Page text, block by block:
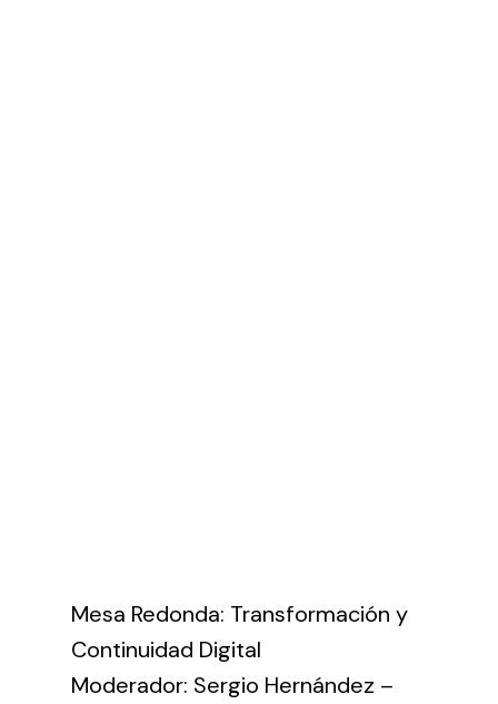
Mesa Redonda: Transformación y
Continuidad Digital
Moderador: Sergio Hernández –